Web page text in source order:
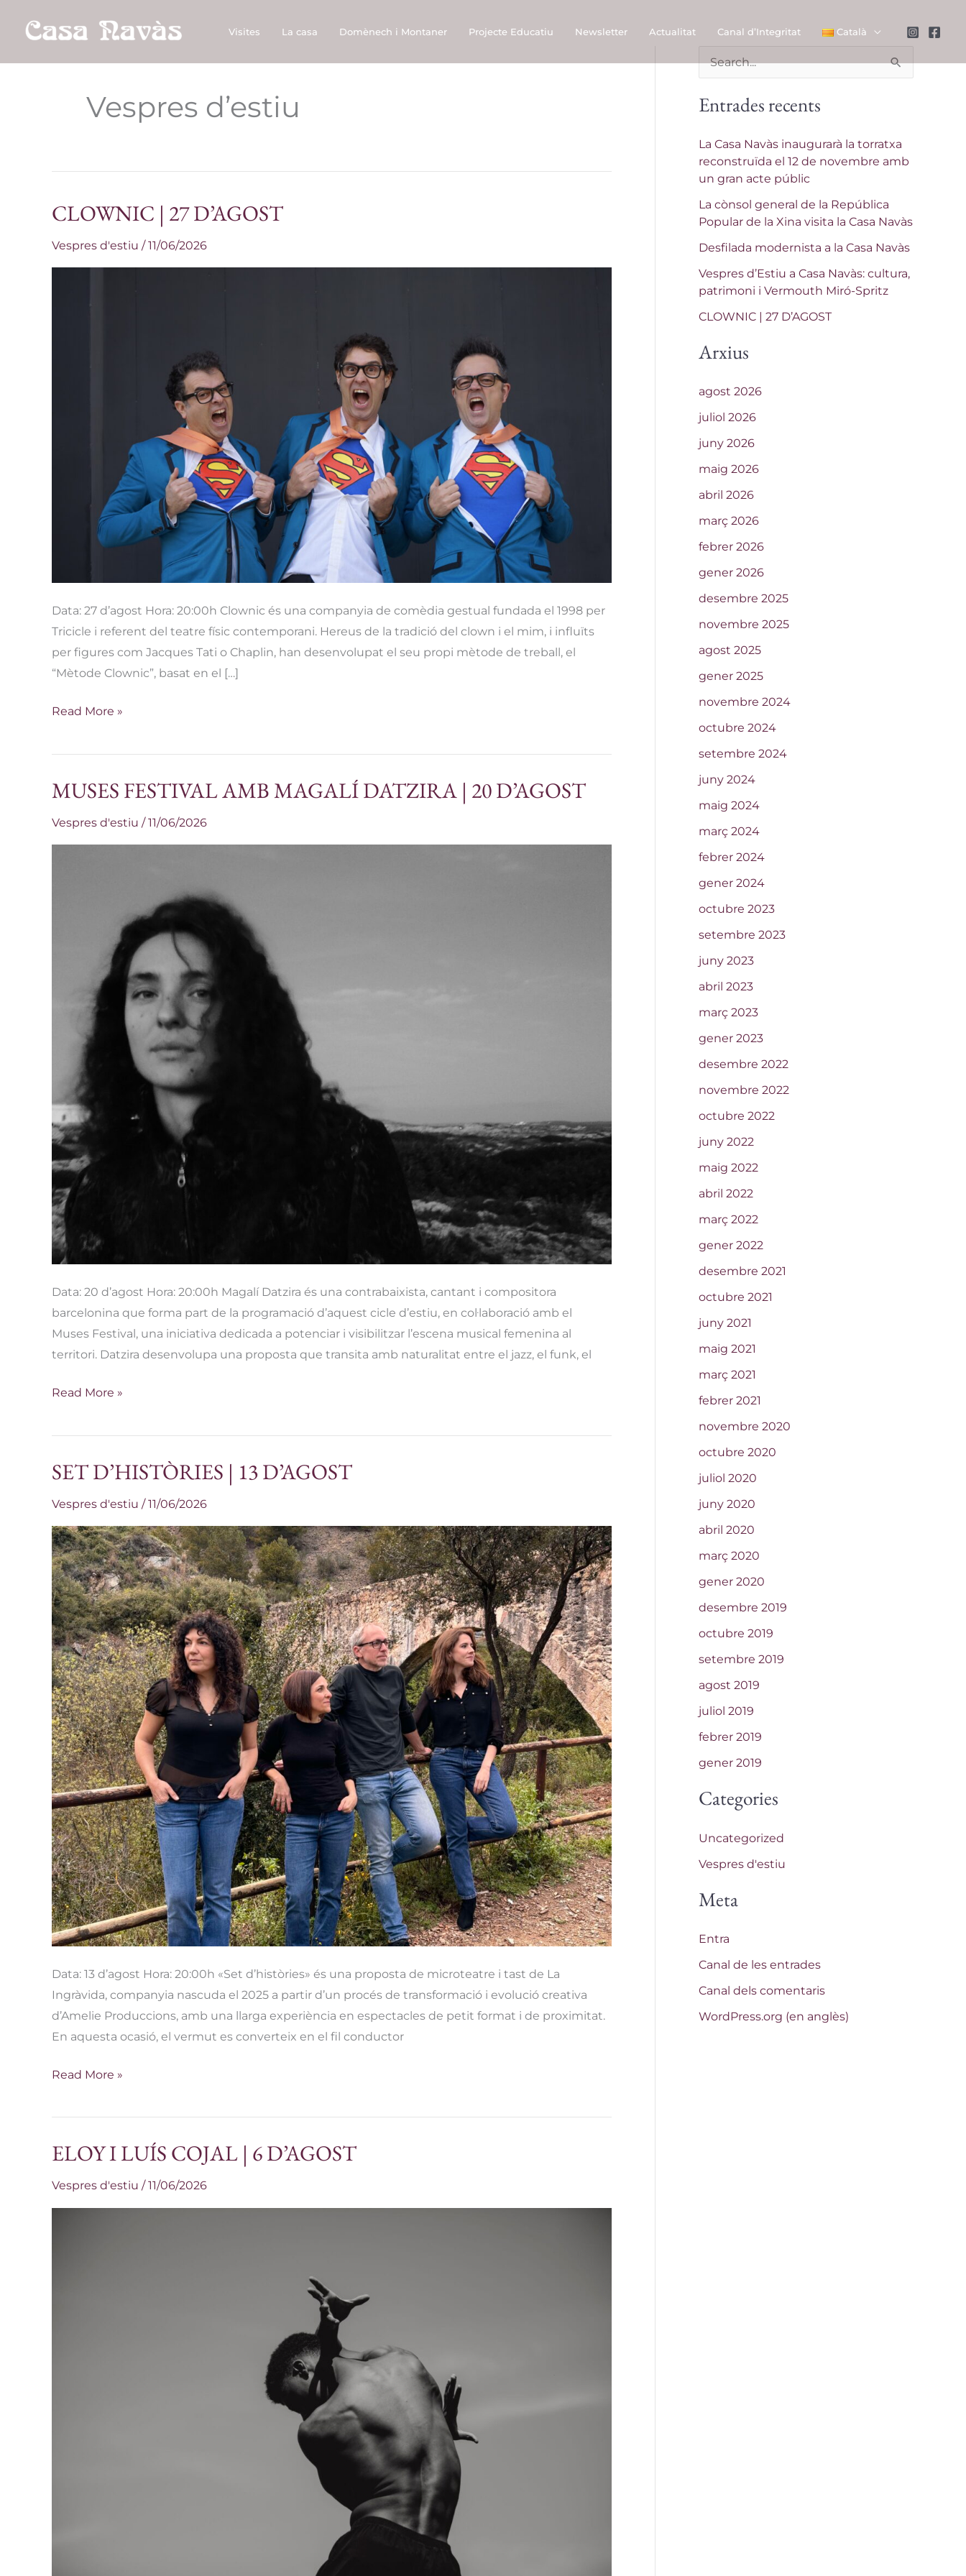
Visites La casa Domènech i Montaner Projecte Educatiu Newsletter Actualitat Canal d’Integritat Català
Vespres d’estiu
CLOWNIC | 27 D’AGOST
Vespres d'estiu /11/06/2026
Data: 27 d’agost Hora: 20:00h Clownic és una companyia de comèdia gestual fundada el 1998 per
Tricicle i referent del teatre físic contemporani. Hereus de la tradició del clown i el mim, i influïts
per figures com Jacques Tati o Chaplin, han desenvolupat el seu propi mètode de treball, el
“Mètode Clownic”, basat en el […]
CLOWNIC
27
Read More »
MUSES FESTIVAL AMB MAGALÍ DATZIRA | 20 D’AGOST
Vespres d'estiu /11/06/2026
Data: 20 d’agost Hora: 20:00h Magalí Datzira és una contrabaixista, cantant i compositora
barcelonina que forma part de la programació d’aquest cicle d’estiu, en col·laboració amb el
Muses Festival, una iniciativa dedicada a potenciar i visibilitzar l’escena musical femenina al
territori. Datzira desenvolupa una proposta que transita amb naturalitat entre el jazz, el funk, el
MUSES
AMB
Read More »
SET D’HISTÒRIES | 13 D’AGOST
Vespres d'estiu /11/06/2026
Data: 13 d’agost Hora: 20:00h «Set d’històries» és una proposta de microteatre i tast de La
Ingràvida, companyia nascuda el 2025 a partir d’un procés de transformació i evolució creativa
d’Amelie Produccions, amb una llarga experiència en espectacles de petit format i de proximitat.
En aquesta ocasió, el vermut es converteix en el fil conductor
SET
|
13
D’AGOST
Read More »
ELOY I LUÍS COJAL | 6 D’AGOST
Vespres d'estiu /11/06/2026
ELOY
LUÍS
C
r
a
:
Entrades recents
La Casa Navàs inaugurarà la torratxa
reconstruïda el 12 de novembre amb
un gran acte públic
La cònsol general de la República
Popular de la Xina visita la Casa Navàs
Desfilada modernista a la Casa Navàs
Vespres d’Estiu a Casa Navàs: cultura,
patrimoni i Vermouth Miró-Spritz
CLOWNIC | 27 D’AGOST
Arxius
agost 2026
juliol 2026
juny 2026
maig 2026
abril 2026
març 2026
febrer 2026
gener 2026
desembre 2025
novembre 2025
agost 2025
gener 2025
novembre 2024
octubre 2024
setembre 2024
juny 2024
maig 2024
març 2024
febrer 2024
gener 2024
octubre 2023
setembre 2023
juny 2023
abril 2023
març 2023
gener 2023
desembre 2022
novembre 2022
octubre 2022
juny 2022
maig 2022
abril 2022
març 2022
gener 2022
desembre 2021
octubre 2021
juny 2021
maig 2021
març 2021
febrer 2021
novembre 2020
octubre 2020
juliol 2020
juny 2020
abril 2020
març 2020
gener 2020
desembre 2019
octubre 2019
setembre 2019
agost 2019
juliol 2019
febrer 2019
gener 2019
Categories
Uncategorized
Vespres d'estiu
Meta
Entra
Canal de les entrades
Canal dels comentaris
WordPress.org (en anglès)